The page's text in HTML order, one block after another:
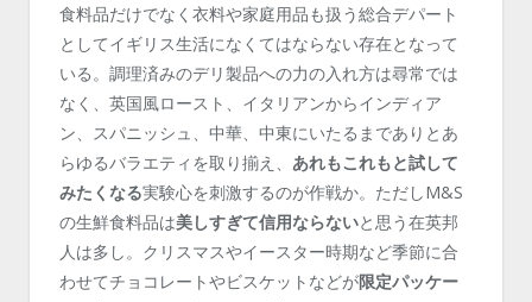
食料品だけでなく衣料や家庭用品も扱う総合デパート
としてイギリス生活になくてはならない存在となって
いる。調理済みのデリ製品への力の入れ方は尋常では
なく、英国風ロースト、イタリアンからインディア
ン、スパニッシュ、中華、中東にいたるまでありとあ
らゆるバラエティを取り揃え、 あれもこれもと試して
みたくなる実験心を刺激するのが作戦か。ただしM&S
の生鮮食料品は美しすぎて信用ならないと思う在英邦
人は多し。クリスマスやイースター時期など季節に合
わせてチョコレートやビスケットなどが限定パッケー